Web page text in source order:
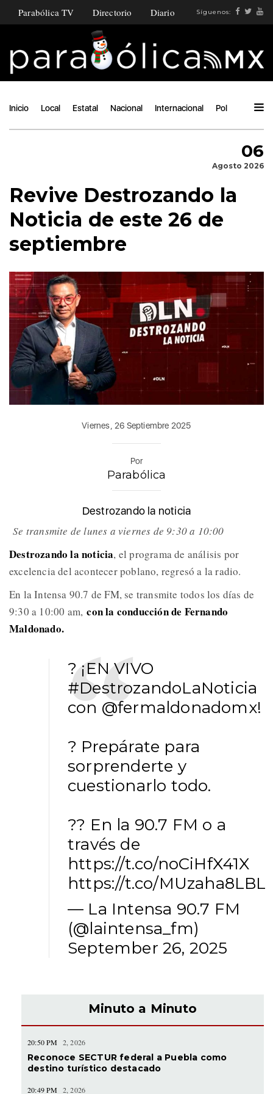
Parabólica TV Directorio Diario Síguenos:
Inicio Local Estatal Nacional Internacional Política
06
Agosto 2026
Revive Destrozando la
Noticia de este 26 de
septiembre
Viernes, 26 Septiembre 2025
Por
Parabólica
Destrozando la noticia
Se transmite de lunes a viernes de 9:30 a 10:00
Destrozando la noticia, el programa de análisis por
excelencia del acontecer poblano, regresó a la radio.
En la Intensa 90.7 de FM, se transmite todos los días de
9:30 a 10:00 am,con la conducción de Fernando
Maldonado.
? ¡EN VIVO
#DestrozandoLaNoticia
con @fermaldonadomx!
? Prepárate para
sorprenderte y
cuestionarlo todo.
?? En la 90.7 FM o a
través de
https://t.co/noCiHfX41X
https://t.co/MUzaha8LBL
— La Intensa 90.7 FM
(@laintensa_fm)
September 26, 2025
Minuto a Minuto
20:50 PM 2, 2026
Reconoce SECTUR federal a Puebla como
destino turístico destacado
20:49 PM 2, 2026